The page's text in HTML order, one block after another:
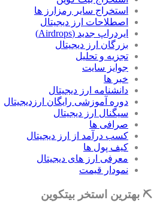
استخراج سایر رمزارز ها
اصطلاحات ارز دیجیتال
ایردراپ جدید (Airdrops)
بزرگان ارز دیجیتال
تجزیه و تحلیل
جوایز سایت
خبر ها
دانشنامه ارز دیجیتال
دوره آموزشی رایگان ارزدیجیتال
سیگنال ارز دیجیتال
صرافی ها
کسب درآمد از ارز دیجیتال
کیف پول ها
معرفی ارز های دیجیتال
نمودار قیمت
⛏ بهترین استخر بیتکوین